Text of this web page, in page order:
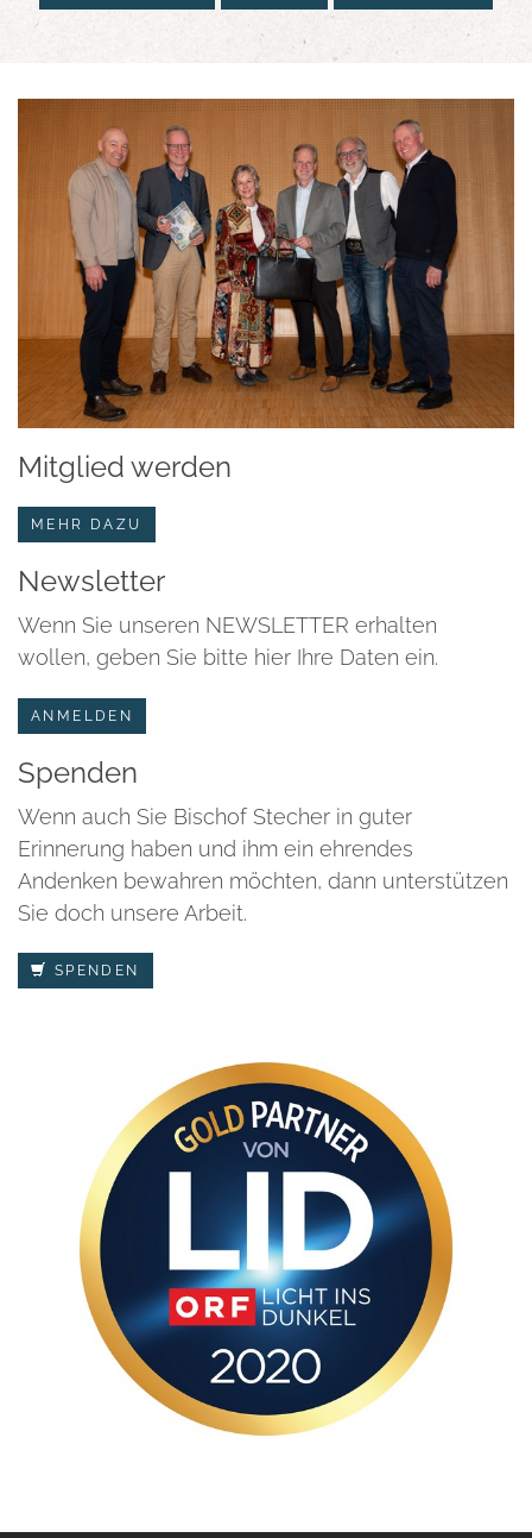
Mitglied werden
MEHR DAZU
Newsletter
Wenn Sie unseren NEWSLETTER erhalten
wollen, geben Sie bitte hier Ihre Daten ein.
ANMELDEN
Spenden
Wenn auch Sie Bischof Stecher in guter
Erinnerung haben und ihm ein ehrendes
Andenken bewahren möchten, dann unterstützen
Sie doch unsere Arbeit.
SPENDEN